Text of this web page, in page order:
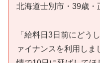
北海道士別市・39歳・
「給料日3日前にどう
ァイナンスを利用し